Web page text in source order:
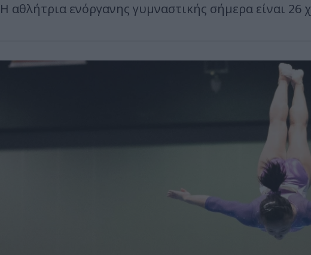
Η αθλήτρια ενόργανης γυμναστικής σήμερα είναι 26